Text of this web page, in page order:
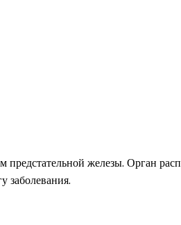
железы. Орган
заболевания.